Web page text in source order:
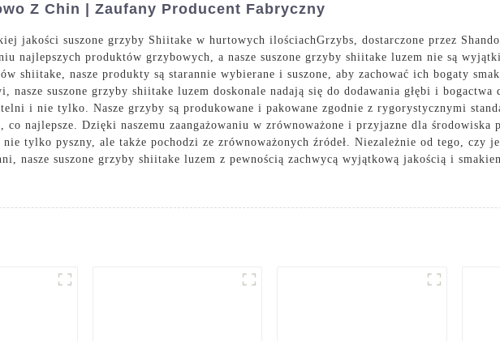
Z Chin | Zaufany Producent Fabryczny
jakości suszone grzyby Shiitake w hurtowych ilościachGrzybs, dostarczone przez
najlepszych produktów grzybowych, a nasze suszone grzyby shiitake luzem nie są
shiitake, nasze produkty są starannie wybierane i suszone, aby zachować ich bogaty
nasze suszone grzyby shiitake luzem doskonale nadają się do dodawania głębi i bogactwa
i nie tylko. Nasze grzyby są produkowane i pakowane zgodnie z rygorystycznymi
najlepsze. Dzięki naszemu zaangażowaniu w zrównoważone i przyjazne dla środowiska
tylko pyszny, ale także pochodzi ze zrównoważonych źródeł. Niezależnie od tego, czy
nasze suszone grzyby shiitake luzem z pewnością zachwycą wyjątkową jakością i